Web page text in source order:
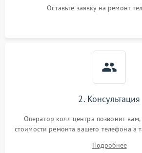
Оставьте заявку на ремонт
2. Консультация
Оператор колл центра позвонит вам,
стоимости ремонта вашего телефона а
Подробнее